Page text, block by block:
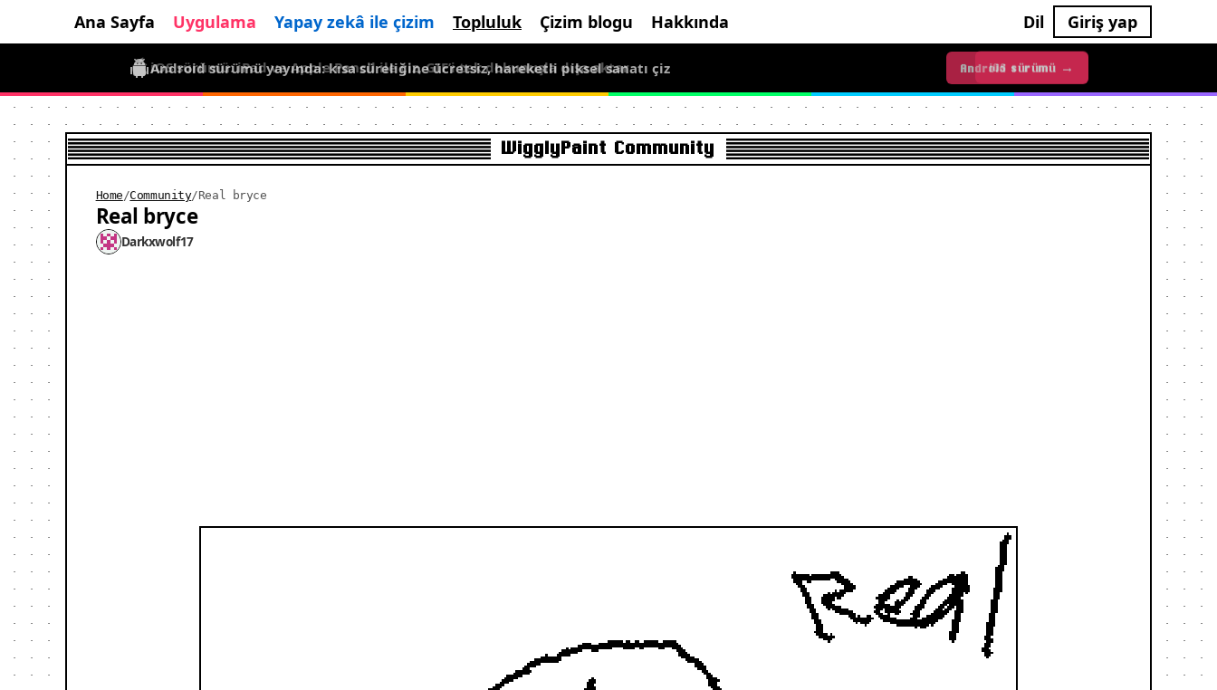
Ana Sayfa Uygulama Yapay zekâ ile çizim Topluluk Çizim blogu Hakkında Dil Giriş yap
Android sürümü yayında: kısa süreliğine ücretsiz, hareketli piksel sanatı çiz Android sürümü →
iOS sürümü →
WigglyPaint Community
Home /Community/Real bryce
Real bryce
Darkxwolf17